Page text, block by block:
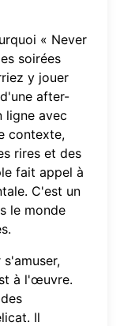
« Never
soirées
y jouer
after-
ligne avec
contexte,
rires et des
fait appel à
C'est un
le monde
à l'œuvre.
Il